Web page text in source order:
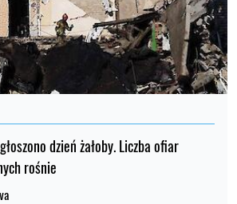
dzień żałoby. Liczba ofiar
rośnie